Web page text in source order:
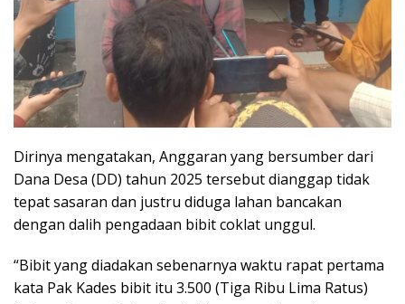
Dirinya mengatakan, Anggaran yang bersumber dari
Dana Desa (DD) tahun 2025 tersebut dianggap tidak
tepat sasaran dan justru diduga lahan bancakan
dengan dalih pengadaan bibit coklat unggul.
“Bibit yang diadakan sebenarnya waktu rapat pertama
kata Pak Kades bibit itu 3.500 (Tiga Ribu Lima Ratus)